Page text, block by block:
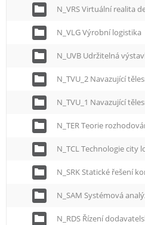
N_VRS Virtuální realita
N_VLG Výrobní logistika
N_UVB Udržitelná
N_TVU_2 Navazující
N_TVU_1 Navazující
N_TER Teorie
N_TCL Technologie city
N_SRK Statické řešení
N_SAM Systémová
N_RDS Řízení